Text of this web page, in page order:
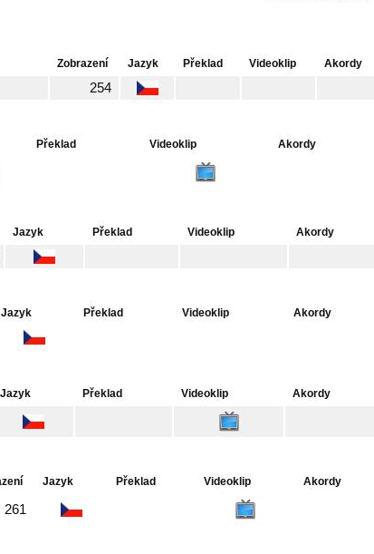
Zobrazení Jazyk Překlad Videoklip Akordy
254
Překlad Videoklip Akordy
Jazyk Překlad Videoklip Akordy
Jazyk Překlad Videoklip Akordy
Jazyk Překlad Videoklip Akordy
Jazyk Překlad Videoklip Akordy
261